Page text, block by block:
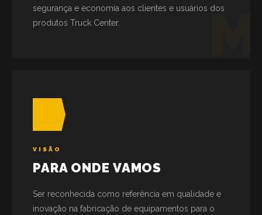
M
segurança e economia aos clientes e usuários dos
produtos Truck Center.
VISÃO
PARA ONDE VAMOS
Ser reconhecida como referência em qualidade e
inovação na fabricação de equipamentos para o